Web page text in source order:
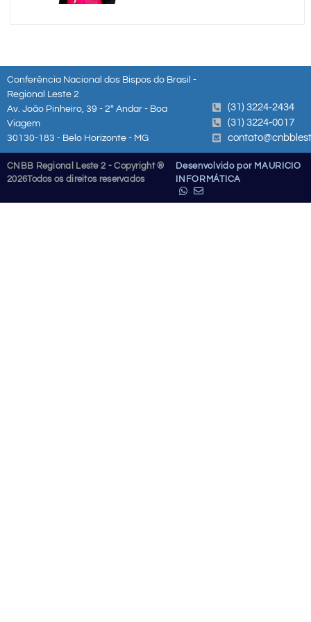
Conferência Nacional dos Bispos do Brasil -
Regional Leste 2
Av. João Pinheiro, 39 - 2º Andar - Boa
Viagem
30130-183 - Belo Horizonte - MG
(31) 3224-2434
(31) 3224-0017
CNBB Regional Leste 2 - Copyright ®
2026Todos os direitos reservados
Desenvolvido por MAURICIO
INFORMÁTICA